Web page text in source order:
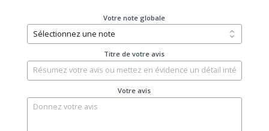
Votre note globale
Titre de votre avis
Votre avis